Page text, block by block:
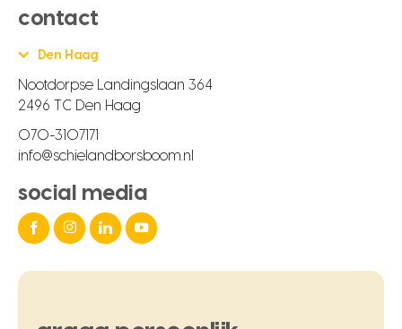
contact
Den Haag
Nootdorpse Landingslaan 364
2496 TC Den Haag
070-3107171
info@schielandborsboom.nl
social media